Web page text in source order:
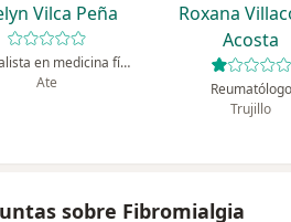
Vilca Peña
Especialista en medicina física y rehabilitación
Ate
Roxana
Acosta
Reumatólogo
Trujillo
sobre Fibromialgia